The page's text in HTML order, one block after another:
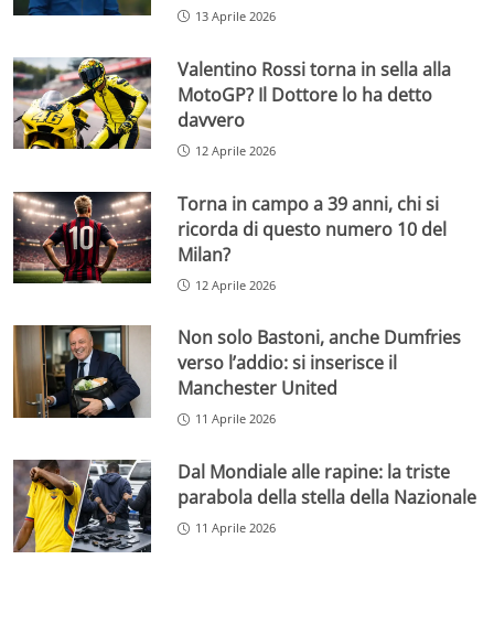
13 Aprile 2026
Valentino Rossi torna in sella alla
MotoGP? Il Dottore lo ha detto
davvero
12 Aprile 2026
Torna in campo a 39 anni, chi si
ricorda di questo numero 10 del
Milan?
12 Aprile 2026
Non solo Bastoni, anche Dumfries
verso l’addio: si inserisce il
Manchester United
11 Aprile 2026
Dal Mondiale alle rapine: la triste
parabola della stella della Nazionale
11 Aprile 2026